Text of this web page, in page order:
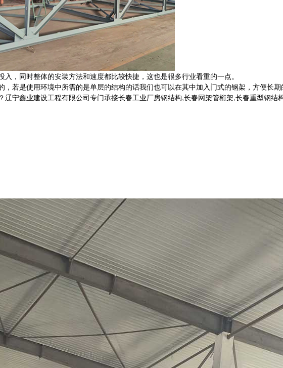
，同时整体的安装方法和速度都比较快捷，这也是很多行业看重的一点。
若是使用环境中所需的是单层的结构的话我们也可以在其中加入门式的钢架，方便长期
宁鑫业建设工程有限公司专门承接长春工业厂房钢结构,长春网架管桁架,长春重型钢结